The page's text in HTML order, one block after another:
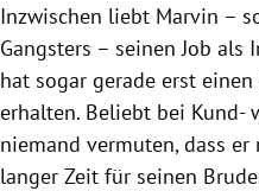
Inzwischen liebt Marvin –
Gangsters – seinen Job
hat sogar gerade erst
erhalten. Beliebt bei Kund-
niemand vermuten, dass
langer Zeit für seinen